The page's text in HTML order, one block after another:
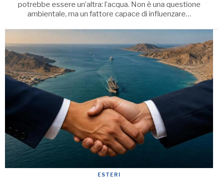
potrebbe essere un’altra: l’acqua. Non è una questione
ambientale, ma un fattore capace di influenzare…
ESTERI